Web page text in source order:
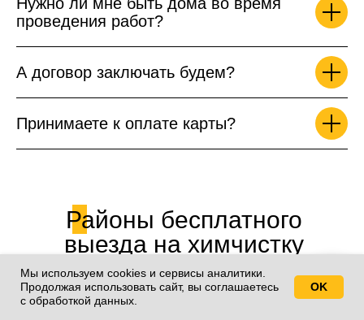
Свяжитесь с нами!
Мы используем cookies и сервисы аналитики.
Продолжая использовать сайт, вы соглашаетесь
с обработкой данных.
OK
проведения работ?
А договор заключать будем?
Принимаете к оплате карты?
Районы бесплатного
выезда на химчистку
диванов по Санкт-
Петербургу